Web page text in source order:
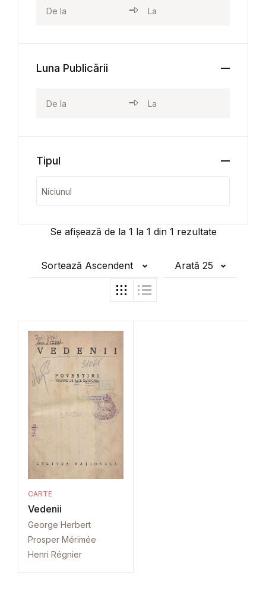
Se afișează de la 1 la 1 din 1 rezultate
Sortează Ascendent Arată 25
CARTE
Vedenii
George Herbert
Prosper Mérimée
Henri Régnier
Luna Publicării
Tipul